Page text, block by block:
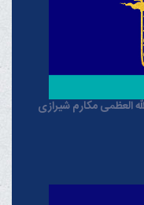
العظمی مکارم شیرازی